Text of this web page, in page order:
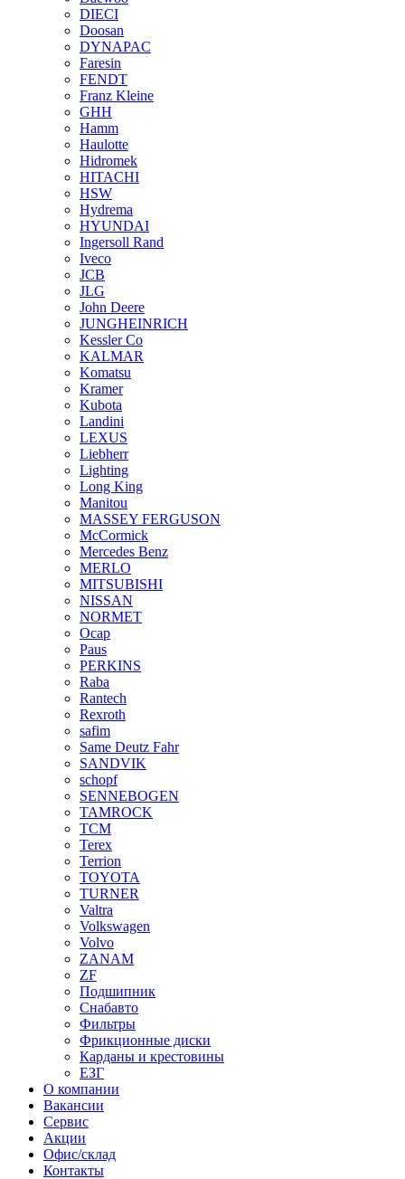
DIECI
Doosan
DYNAPAC
Faresin
FENDT
Franz Kleine
GHH
Hamm
Haulotte
Hidromek
HITACHI
HSW
Hydrema
HYUNDAI
Ingersoll Rand
Iveco
JCB
JLG
John Deere
JUNGHEINRICH
Kessler Co
KALMAR
Komatsu
Kramer
Kubota
Landini
LEXUS
Liebherr
Lighting
Long King
Manitou
MASSEY FERGUSON
McCormick
Mercedes Benz
MERLO
MITSUBISHI
NISSAN
NORMET
Ocap
Paus
PERKINS
Raba
Rantech
Rexroth
safim
Same Deutz Fahr
SANDVIK
schopf
SENNEBOGEN
TAMROCK
TCM
Terex
Terrion
TOYOTA
TURNER
Valtra
Volkswagen
Volvo
ZANAM
ZF
Подшипник
Снабавто
Фильтры
Фрикционные диски
Карданы и крестовины
ЕЗГ
О компании
Вакансии
Сервис
Акции
Офис/склад
Контакты